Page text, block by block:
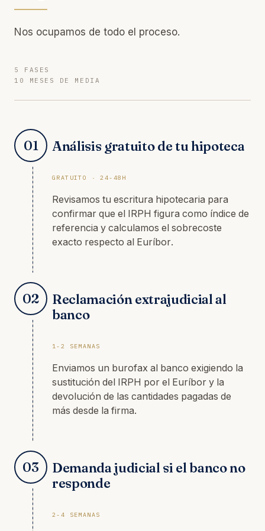
Nos ocupamos de todo el proceso.
5 FASES
10 MESES DE MEDIA
01 Análisis gratuito de tu hipoteca
GRATUITO · 24-48H
Revisamos tu escritura hipotecaria para
confirmar que el IRPH figura como índice de
referencia y calculamos el sobrecoste
exacto respecto al Euríbor.
02
Reclamación extrajudicial al
banco
1-2 SEMANAS
Enviamos un burofax al banco exigiendo la
sustitución del IRPH por el Euríbor y la
devolución de las cantidades pagadas de
más desde la firma.
03
Demanda judicial si el banco no
responde
2-4 SEMANAS